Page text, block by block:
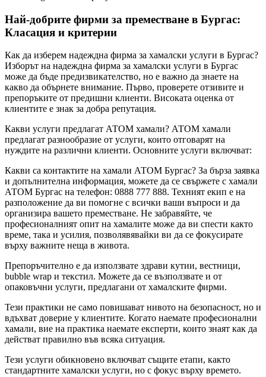
Най-добрите фирми за преместване в Бургас:
Класация и критерии
Как да изберем надеждна фирма за хамалски услуги в Бургас?
Изборът на надеждна фирма за хамалски услуги в Бургас
може да бъде предизвикателство, но е важно да знаете на
какво да обърнете внимание. Първо, проверете отзивите и
препоръките от предишни клиенти. Високата оценка от
клиентите е знак за добра репутация.
Какви услуги предлагат АТОМ хамали? АТОМ хамали
предлагат разнообразие от услуги, които отговарят на
нуждите на различни клиенти. Основните услуги включват:
Какви са контактите на хамали АТОМ Бургас? За бърза заявка
и допълнителна информация, можете да се свържете с хамали
АТОМ Бургас на телефон: 0888 777 888. Техният екип е на
разположение да ви помогне с всички ваши въпроси и да
организира вашето преместване. Не забравяйте, че
професионалният опит на хамалите може да ви спести както
време, така и усилия, позволявявайки ви да се фокусирате
върху важните неща в живота.
Препоръчително е да използвате здрави кутии, вестници,
bubble wrap и текстил. Можете да се възползвате и от
опаковъчни услуги, предлагани от хамалските фирми.
Тези практики не само повишават нивото на безопасност, но и
вдъхват доверие у клиентите. Когато наемате професионални
хамали, вие на практика наемате експерти, които знаят как да
действат правилно във всяка ситуация.
Тези услуги обикновено включват същите етапи, както
стандартните хамалски услуги, но с фокус върху времето.